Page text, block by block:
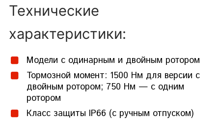
Технические
характеристики:
Модели с одинарным и двойным ротором
Тормозной момент: 1500 Нм для версии с
двойным ротором; 750 Нм — с одним
ротором
Класс защиты IP66 (с ручным отпуском)